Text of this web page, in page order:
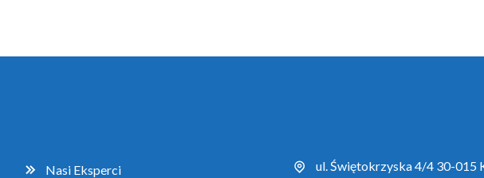
Nasi Eksperci ul. Świętokrzyska 4/4 30-015